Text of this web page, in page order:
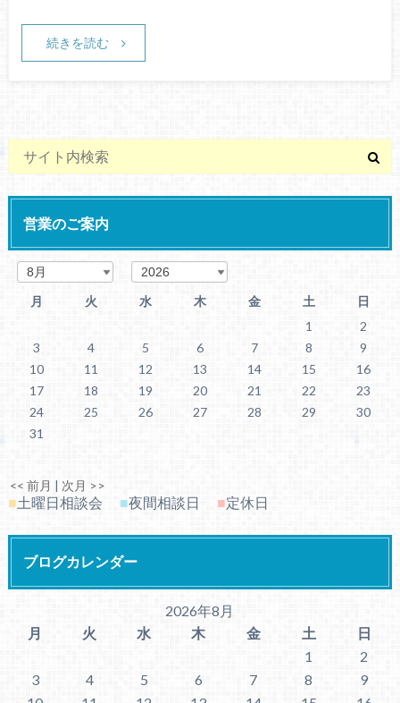
続きを読む
営業のご案内
月 火 水 木 金 土 日
<< 前月 | 次月 >>
1
2
3
4 5 6 7 8
9
10
11 12 13 14 15
16
17
18 19 20 21 22
23
24
25 26 27 28 29
30
31
■土曜日相談会 ■夜間相談日 ■定休日
ブログカレンダー
2026年8月
月
火 水 木 金 土 日
1
2
3
4 5 6 7 8
9